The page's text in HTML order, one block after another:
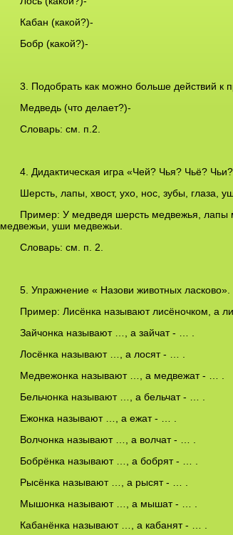
Кабан (какой?)-
Бобр (какой?)-
3. Подобрать как можно больше действий к
Медведь (что делает?)-
Словарь: см. п.2.
4. Дидактическая игра «Чей? Чья? Чьё?
Шерсть, лапы, хвост, ухо, нос, зубы, глаза,
Пример: У медведя шерсть медвежья, лапы
медвежьи, уши медвежьи.
Словарь: см. п. 2.
5. Упражнение « Назови животных ласково».
Пример: Лисёнка называют лисёночком, а
Зайчонка называют …, а зайчат - … .
Лосёнка называют …, а лосят - … .
Медвежонка называют …, а медвежат - … .
Бельчонка называют …, а бельчат - … .
Ежонка называют …, а ежат - … .
Волчонка называют …, а волчат - … .
Бобрёнка называют …, а бобрят - … .
Рысёнка называют …, а рысят - … .
Мышонка называют …, а мышат - … .
Кабанёнка называют …, а кабанят - … .